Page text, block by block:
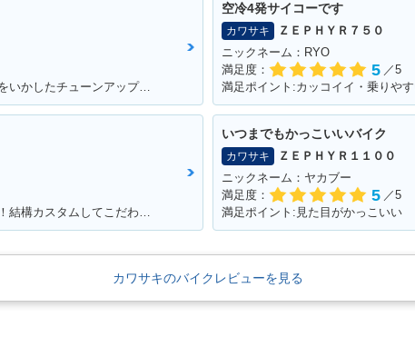
満足ポイント:何もかもがスゴイ。純正のをいかしたチューンアップをしながら12年くらい乗っている。
空冷4発サイコーです
カワサキ
ＺＥＰＨＹＲ７５０
ニックネーム：RYO
満足度：
5 ／5
満足ポイント:カッコイイ・乗りや
満足ポイント:かっこいいところに大満足！結構カスタムしてこだわっています！
いつまでもかっこいいバイク
カワサキ
ＺＥＰＨＹＲ１１００
ニックネーム：ヤカブー
満足度：
5 ／5
満足ポイント:見た目がかっこいい
カワサキのバイクレビューを見る